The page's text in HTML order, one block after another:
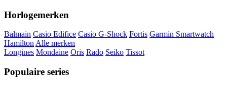
Horlogemerken
Balmain Casio Edifice Casio G-Shock Fortis Garmin Smartwatch
Hamilton Alle merken
Longines Mondaine Oris Rado Seiko Tissot
Populaire series